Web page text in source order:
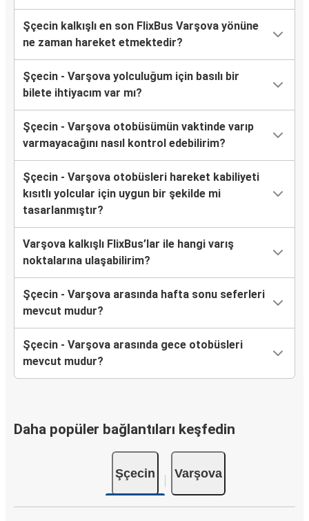
Şçecin kalkışlı en son FlixBus Varşova yönüne
ne zaman hareket etmektedir?
Şçecin - Varşova yolculuğum için basılı bir
bilete ihtiyacım var mı?
Şçecin - Varşova otobüsümün vaktinde varıp
varmayacağını nasıl kontrol edebilirim?
Şçecin - Varşova otobüsleri hareket kabiliyeti
kısıtlı yolcular için uygun bir şekilde mi
tasarlanmıştır?
Varşova kalkışlı FlixBus’lar ile hangi varış
noktalarına ulaşabilirim?
Şçecin - Varşova arasında hafta sonu seferleri
mevcut mudur?
Şçecin - Varşova arasında gece otobüsleri
mevcut mudur?
Daha popüler bağlantıları keşfedin
Şçecin Varşova